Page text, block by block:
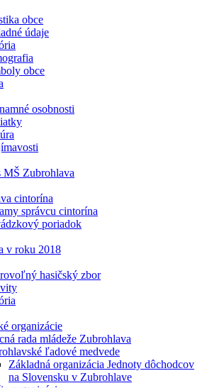
obce
údaje
obce
osobnosti
MŠ Zubrohlava
cintorína
správcu cintorína
poriadok
v roku 2018
hasičský zbor
organizácie
rada mládeže Zubrohlava
ľadové medvede
Základná organizácia Jednoty dôchodcov
na Slovensku v Zubrohlave